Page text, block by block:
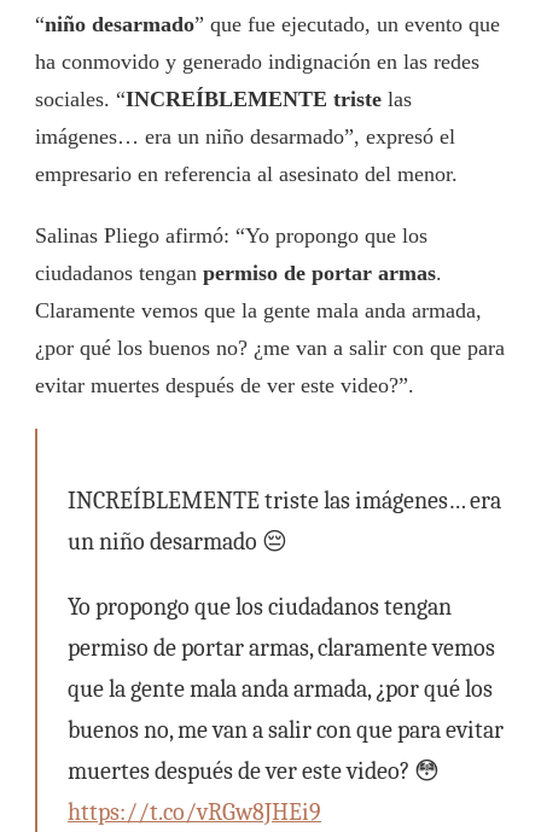
“niño desarmado” que fue ejecutado, un evento que
ha conmovido y generado indignación en las redes
sociales. “INCREÍBLEMENTE triste las
imágenes… era un niño desarmado”, expresó el
empresario en referencia al asesinato del menor.
Salinas Pliego afirmó: “Yo propongo que los
ciudadanos tengan permiso de portar armas.
Claramente vemos que la gente mala anda armada,
¿por qué los buenos no? ¿me van a salir con que para
evitar muertes después de ver este video?”.
INCREÍBLEMENTE triste las imágenes… era
un niño desarmado 😔
Yo propongo que los ciudadanos tengan
permiso de portar armas, claramente vemos
que la gente mala anda armada, ¿por qué los
buenos no, me van a salir con que para evitar
muertes después de ver este video? 😳
https://t.co/vRGw8JHEi9